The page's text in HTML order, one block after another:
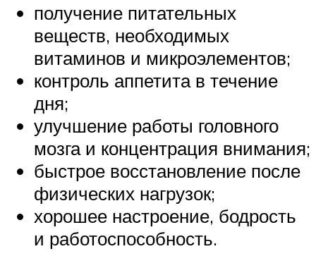
получение питательных
веществ, необходимых
витаминов и микроэлементов;
контроль аппетита в течение
дня;
улучшение работы головного
мозга и концентрация внимания;
быстрое восстановление после
физических нагрузок;
хорошее настроение, бодрость
и работоспособность.